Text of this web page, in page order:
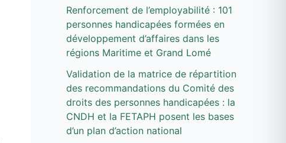
Renforcement de l’employabilité : 101
personnes handicapées formées en
développement d’affaires dans les
régions Maritime et Grand Lomé
Validation de la matrice de répartition
des recommandations du Comité des
droits des personnes handicapées : la
CNDH et la FETAPH posent les bases
d’un plan d’action national